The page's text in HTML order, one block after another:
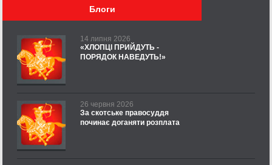
Блоги
14 липня 2026
«ХЛОПЦІ ПРИЙДУТЬ -
ПОРЯДОК НАВЕДУТЬ!»
26 червня 2026
За скотське правосуддя
починає доганяти розплата